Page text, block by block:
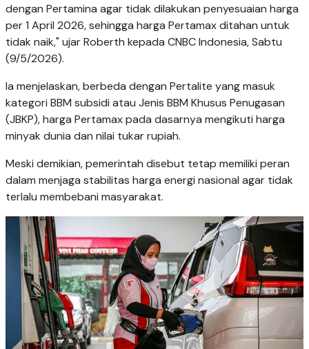
dengan Pertamina agar tidak dilakukan penyesuaian harga
per 1 April 2026, sehingga harga Pertamax ditahan untuk
tidak naik," ujar Roberth kepada CNBC Indonesia, Sabtu
(9/5/2026).
Ia menjelaskan, berbeda dengan Pertalite yang masuk
kategori BBM subsidi atau Jenis BBM Khusus Penugasan
(JBKP), harga Pertamax pada dasarnya mengikuti harga
minyak dunia dan nilai tukar rupiah.
Meski demikian, pemerintah disebut tetap memiliki peran
dalam menjaga stabilitas harga energi nasional agar tidak
terlalu membebani masyarakat.